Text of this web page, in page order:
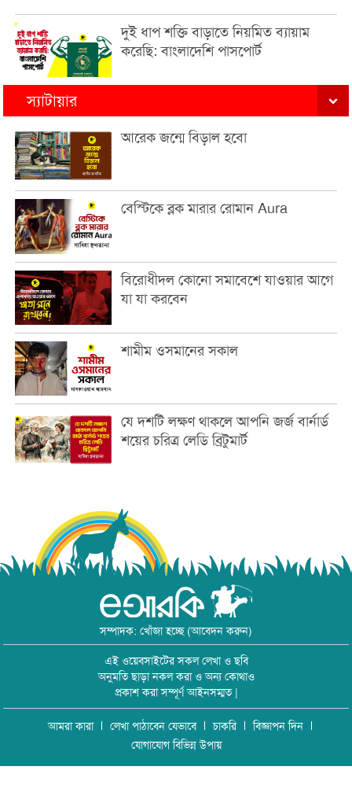
দুই ধাপ শক্তি বাড়াতে নিয়মিত ব্যায়াম
করেছি: বাংলাদেশি পাসপোর্ট
স্যাটায়ার
আরেক জন্মে বিড়াল হবো
বেস্টিকে ব্লক মারার রোমান Aura
বিরোধীদল কোনো সমাবেশে যাওয়ার আগে
যা যা করবেন
শামীম ওসমানের সকাল
যে দশটি লক্ষণ থাকলে আপনি জর্জ বার্নার্ড
শয়ের চরিত্র লেডি ব্রিটুমার্ট
সম্পাদক: খোঁজা হচ্ছে (আবেদন করুন)
এই ওয়েবসাইটের সকল লেখা ও ছবি
অনুমতি ছাড়া নকল করা ও অন্য কোথাও
প্রকাশ করা সম্পূর্ণ আইনসম্মত |
আমরা কারা লেখা পাঠাবেন যেভাবে চাকরি
বিজ্ঞাপন দিন
যোগাযোগ বিভিন্ন উপায়